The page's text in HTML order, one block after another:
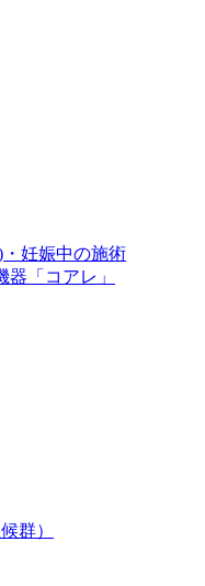
妊娠中の施術
「コアレ」
群）